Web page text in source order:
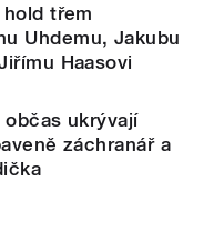
třem
Uhdemu, Jakubu
Haasovi
ukrývají
záchranář a